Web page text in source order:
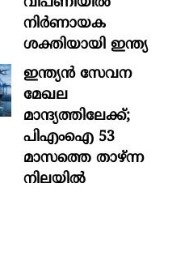
നിർണായക
ശക്തിയായി ഇന്ത്യ
ഇന്ത്യൻ സേവന
മേഖല
മാന്ദ്യത്തിലേക്ക്;
പിഎംഐ 53
മാസത്തെ താഴ്ന്ന
നിലയില്‍